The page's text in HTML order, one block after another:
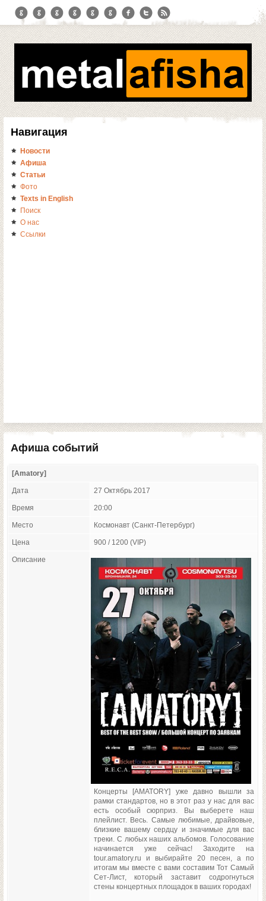
Навигация
Новости
Афиша
Статьи
Фото
Texts in English
Поиск
О нас
Ссылки
Афиша событий
[Amatory]
Дата 27 Октябрь 2017
Время 20:00
Место Космонавт (Санкт-Петербург)
Цена 900 / 1200 (VIP)
Описание
Концерты [AMATORY] уже давно вышли за
рамки стандартов, но в этот раз у нас для вас
есть особый сюрприз. Вы выберете наш
плейлист. Весь. Самые любимые, драйвовые,
близкие вашему сердцу и значимые для вас
треки. С любых наших альбомов. Голосование
начинается уже сейчас! Заходите на
tour.amatory.ru и выбирайте 20 песен, а по
итогам мы вместе с вами составим Тот Самый
Сет-Лист, который заставит содрогнуться
стены концертных площадок в ваших городах!